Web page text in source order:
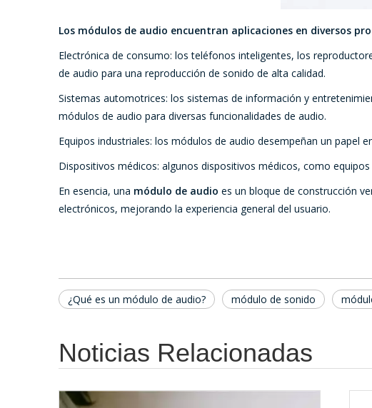
Los módulos de audio encuentran aplicaciones en diversos
Electrónica de consumo: los teléfonos inteligentes, los
de audio para una reproducción de sonido de alta calidad.
Sistemas automotrices: los sistemas de información y
módulos de audio para diversas funcionalidades de audio.
Equipos industriales: los módulos de audio desempeñan un
Dispositivos médicos: algunos dispositivos médicos, como
En esencia, una módulo de audio es un bloque de construcción
electrónicos, mejorando la experiencia general del usuario.
¿Qué es un módulo de audio? módulo de sonido
Noticias Relacionadas